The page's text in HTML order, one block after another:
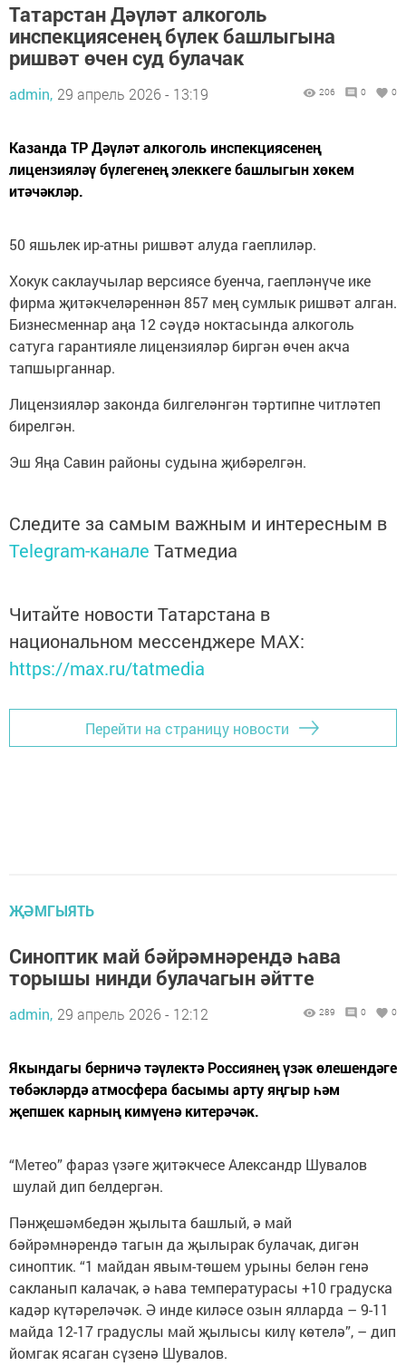
Татарстан Дәүләт алкоголь
инспекциясенең бүлек башлыгына
ришвәт өчен суд булачак
admin, 29 апрель 2026 - 13:19 206 0 0
Казанда ТР Дәүләт алкоголь инспекциясенең
лицензияләү бүлегенең элеккеге башлыгын хөкем
итәчәкләр.
50 яшьлек ир-атны ришвәт алуда гаеплиләр.
Хокук саклаучылар версиясе буенча, гаепләнүче ике
фирма җитәкчеләреннән 857 мең сумлык ришвәт алган.
Бизнесменнар аңа 12 сәүдә ноктасында алкоголь
сатуга гарантияле лицензияләр биргән өчен акча
тапшырганнар.
Лицензияләр законда билгеләнгән тәртипне читләтеп
бирелгән.
Эш Яңа Савин районы судына җибәрелгән.
Следите за самым важным и интересным в
Telegram-канале Татмедиа
Читайте новости Татарстана в
национальном мессенджере MАХ:
https://max.ru/tatmedia
Перейти на страницу новости
ҖӘМГЫЯТЬ
Синоптик май бәйрәмнәрендә һава
торышы нинди булачагын әйтте
admin, 29 апрель 2026 - 12:12 289 0 0
Якындагы берничә тәүлектә Россиянең үзәк өлешендәге
төбәкләрдә атмосфера басымы арту яңгыр һәм
җепшек карның кимүенә китерәчәк.
“Метео” фараз үзәге җитәкчесе Александр Шувалов
шулай дип белдергән.
Пәнҗешәмбедән җылыта башлый, ә май
бәйрәмнәрендә тагын да җылырак булачак, дигән
синоптик. “1 майдан явым-төшем урыны белән генә
сакланып калачак, ә һава температурасы +10 градуска
кадәр күтәреләчәк. Ә инде киләсе озын ялларда – 9-11
майда 12-17 градуслы май җылысы килү көтелә”, – дип
йомгак ясаган сүзенә Шувалов.